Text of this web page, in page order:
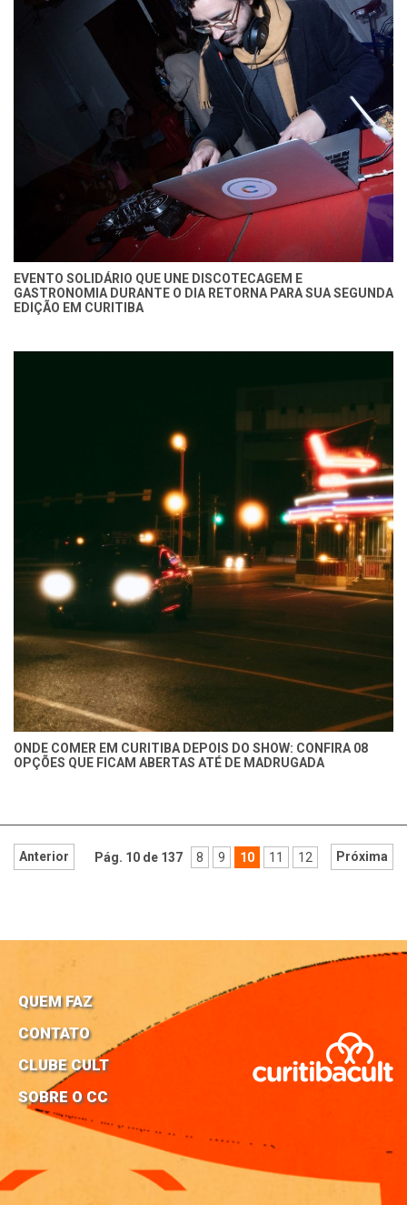
EVENTO SOLIDÁRIO QUE UNE DISCOTECAGEM E
GASTRONOMIA DURANTE O DIA RETORNA PARA SUA SEGUNDA
EDIÇÃO EM CURITIBA
ONDE COMER EM CURITIBA DEPOIS DO SHOW: CONFIRA 08
OPÇÕES QUE FICAM ABERTAS ATÉ DE MADRUGADA
Pág. 10 de 137
Anterior 8 9 10 11 12 Próxima
QUEM FAZ
CONTATO
CLUBE CULT
SOBRE O CC